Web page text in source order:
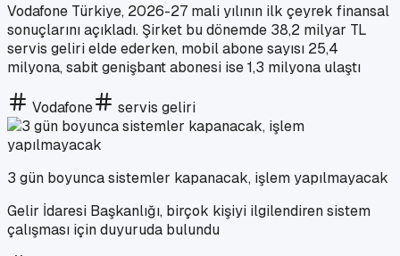
Vodafone Türkiye, 2026-27 mali yılının ilk çeyrek finansal
sonuçlarını açıkladı. Şirket bu dönemde 38,2 milyar TL
servis geliri elde ederken, mobil abone sayısı 25,4
milyona, sabit genişbant abonesi ise 1,3 milyona ulaştı
Vodafone servis geliri
3 gün boyunca sistemler kapanacak, işlem yapılmayacak
Gelir İdaresi Başkanlığı, birçok kişiyi ilgilendiren sistem
çalışması için duyuruda bulundu